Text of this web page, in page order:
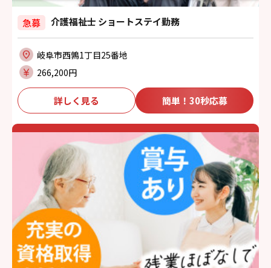
急募 介護福祉士 ショートステイ勤務
岐阜市西鶉1丁目25番地
266,200円
詳しく見る 簡単！30秒応募